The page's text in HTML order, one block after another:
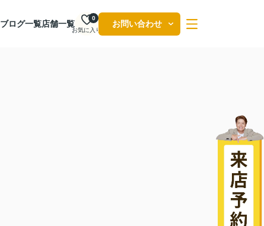
ブログ一覧店舗一覧
お気に入り
0
お問い合わせ